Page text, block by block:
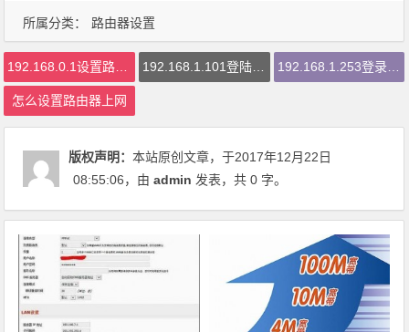
所属分类： 路由器设置
怎么设置路由器上网
版权声明：本站原创文章，于2017年12月22日
08:55:06，由admin 发表，共 0 字。